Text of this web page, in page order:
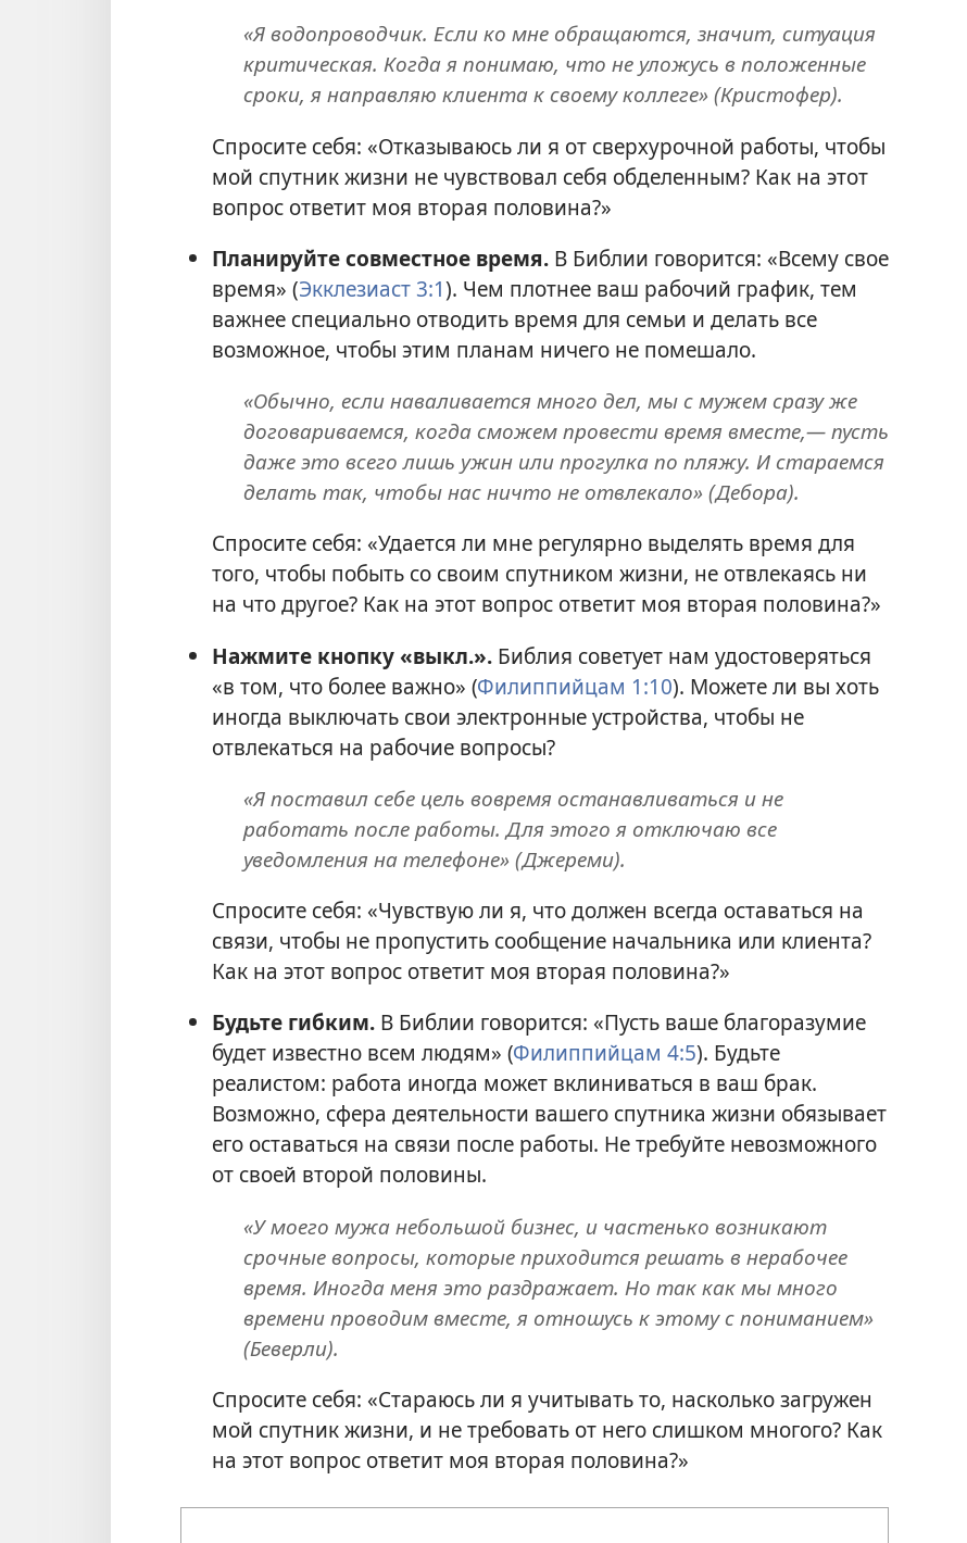
«Я водопроводчик. Если ко мне обращаются, значит, ситуация
критическая. Когда я понимаю, что не уложусь в положенные
сроки, я направляю клиента к своему коллеге» (Кристофер).
Спросите себя: «Отказываюсь ли я от сверхурочной работы, чтобы
мой спутник жизни не чувствовал себя обделенным? Как на этот
вопрос ответит моя вторая половина?»
Планируйте совместное время.В Библии говорится: «Всему свое
время» (Экклезиаст 3:1). Чем плотнее ваш рабочий график, тем
важнее специально отводить время для семьи и делать все
возможное, чтобы этим планам ничего не помешало.
«Обычно, если наваливается много дел, мы с мужем сразу же
договариваемся, когда сможем провести время вместе,— пусть
даже это всего лишь ужин или прогулка по пляжу. И стараемся
делать так, чтобы нас ничто не отвлекало» (Дебора).
Спросите себя: «Удается ли мне регулярно выделять время для
того, чтобы побыть со своим спутником жизни, не отвлекаясь ни
на что другое? Как на этот вопрос ответит моя вторая половина?»
Нажмите кнопку «выкл.».Библия советует нам удостоверяться
«в том, что более важно» (Филиппийцам 1:10). Можете ли вы хоть
иногда выключать свои электронные устройства, чтобы не
отвлекаться на рабочие вопросы?
«Я поставил себе цель вовремя останавливаться и не
работать после работы. Для этого я отключаю все
уведомления на телефоне» (Джереми).
Спросите себя: «Чувствую ли я, что должен всегда оставаться на
связи, чтобы не пропустить сообщение начальника или клиента?
Как на этот вопрос ответит моя вторая половина?»
Будьте гибким.В Библии говорится: «Пусть ваше благоразумие
будет известно всем людям» (Филиппийцам 4:5). Будьте
реалистом: работа иногда может вклиниваться в ваш брак.
Возможно, сфера деятельности вашего спутника жизни обязывает
его оставаться на связи после работы. Не требуйте невозможного
от своей второй половины.
«У моего мужа небольшой бизнес, и частенько возникают
срочные вопросы, которые приходится решать в нерабочее
время. Иногда меня это раздражает. Но так как мы много
времени проводим вместе, я отношусь к этому с пониманием»
(Беверли).
Спросите себя: «Стараюсь ли я учитывать то, насколько загружен
мой спутник жизни, и не требовать от него слишком многого? Как
на этот вопрос ответит моя вторая половина?»